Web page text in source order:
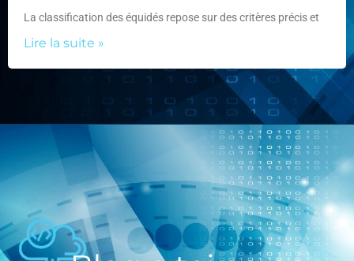
La classification des équidés repose sur des critères précis et
Lire la suite »